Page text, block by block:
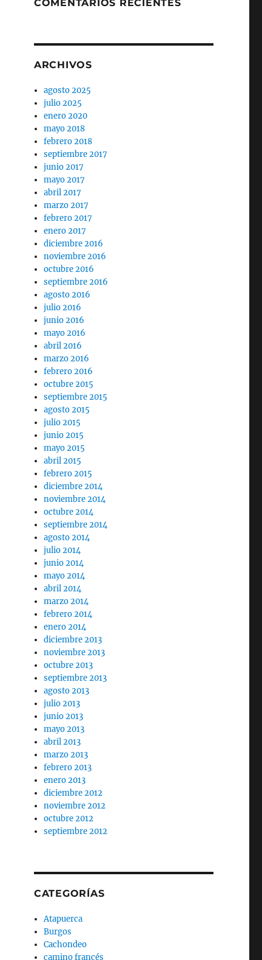
COMENTARIOS RECIENTES
ARCHIVOS
agosto 2025
julio 2025
enero 2020
mayo 2018
febrero 2018
septiembre 2017
junio 2017
mayo 2017
abril 2017
marzo 2017
febrero 2017
enero 2017
diciembre 2016
noviembre 2016
octubre 2016
septiembre 2016
agosto 2016
julio 2016
junio 2016
mayo 2016
abril 2016
marzo 2016
febrero 2016
octubre 2015
septiembre 2015
agosto 2015
julio 2015
junio 2015
mayo 2015
abril 2015
febrero 2015
diciembre 2014
noviembre 2014
octubre 2014
septiembre 2014
agosto 2014
julio 2014
junio 2014
mayo 2014
abril 2014
marzo 2014
febrero 2014
enero 2014
diciembre 2013
noviembre 2013
octubre 2013
septiembre 2013
agosto 2013
julio 2013
junio 2013
mayo 2013
abril 2013
marzo 2013
febrero 2013
enero 2013
diciembre 2012
noviembre 2012
octubre 2012
septiembre 2012
CATEGORÍAS
Atapuerca
Burgos
Cachondeo
camino francés